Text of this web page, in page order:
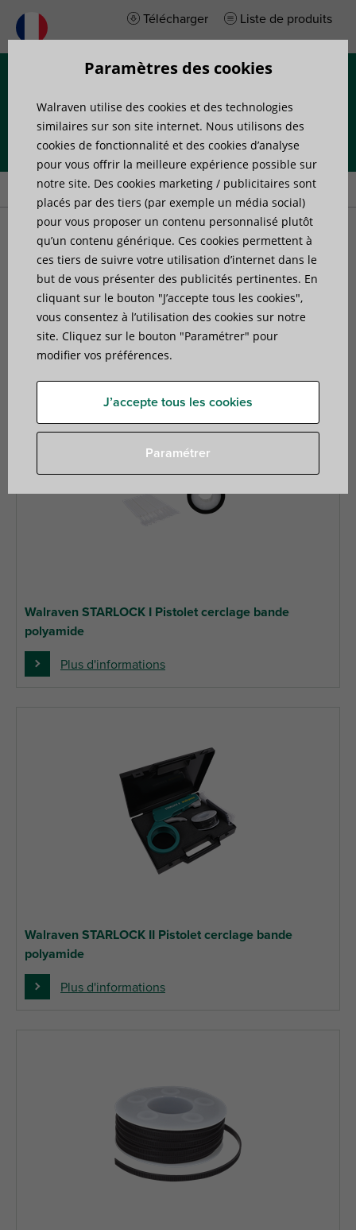
Télécharger Liste de produits
Accueil»Produits» Accessoires de fixation»Colliers de serrage
Colliers de serrage
5 articles trouvés Filtrer
Walraven STARLOCK I Pistolet cerclage bande
polyamide
Plus d'informations
Walraven STARLOCK II Pistolet cerclage bande
polyamide
Plus d'informations
Paramètres des cookies
Walraven utilise des cookies et des technologies
similaires sur son site internet. Nous utilisons des
cookies de fonctionnalité et des cookies d’analyse
pour vous offrir la meilleure expérience possible sur
notre site. Des cookies marketing / publicitaires sont
placés par des tiers (par exemple un média social)
pour vous proposer un contenu personnalisé plutôt
qu’un contenu générique. Ces cookies permettent à
ces tiers de suivre votre utilisation d’internet dans le
but de vous présenter des publicités pertinentes. En
cliquant sur le bouton "J’accepte tous les cookies",
vous consentez à l’utilisation des cookies sur notre
site. Cliquez sur le bouton "Paramétrer" pour
modifier vos préférences.
J’accepte tous les cookies
Paramétrer